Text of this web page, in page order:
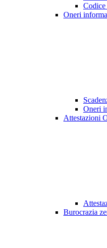
Codice
Oneri
Oneri
Attestazioni
Burocrazia